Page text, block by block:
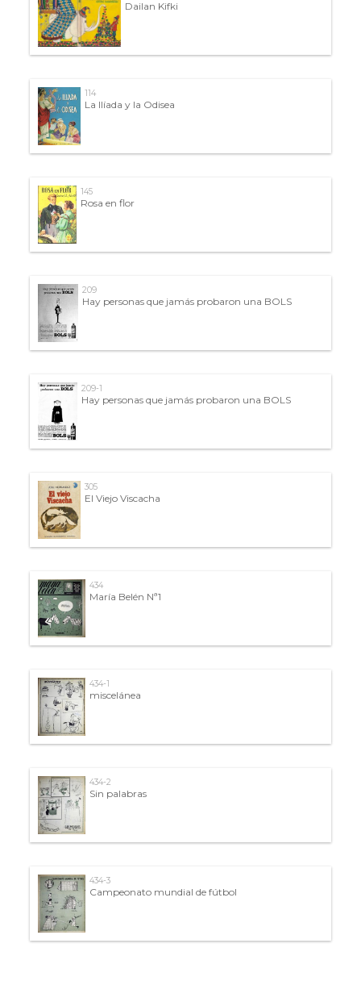
Dailan Kifki
114
La Ilíada y la Odisea
145
Rosa en flor
209
Hay personas que jamás probaron una BOLS
209-1
Hay personas que jamás probaron una BOLS
305
El Viejo Viscacha
434
María Belén Nª1
434-1
miscelánea
434-2
Sin palabras
434-3
Campeonato mundial de fútbol